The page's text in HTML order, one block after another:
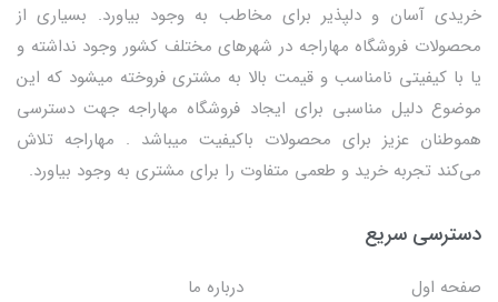
خریدی آسان و دلپذیر برای مخاطب به وجود بیاورد. بسیاری از
محصولات فروشگاه مهاراجه در شهرهای مختلف کشور وجود نداشته و
یا با کیفیتی نامناسب و قیمت بالا به مشتری فروخته میشود که این
موضوع دلیل مناسبی برای ایجاد فروشگاه مهاراجه جهت دسترسی
هموطنان عزیز برای محصولات باکیفیت میباشد . مهاراجه تلاش
می‌کند تجربه خرید و طعمی متفاوت را برای مشتری به وجود بیاورد.
دسترسی سریع
صفحه اول
درباره ما